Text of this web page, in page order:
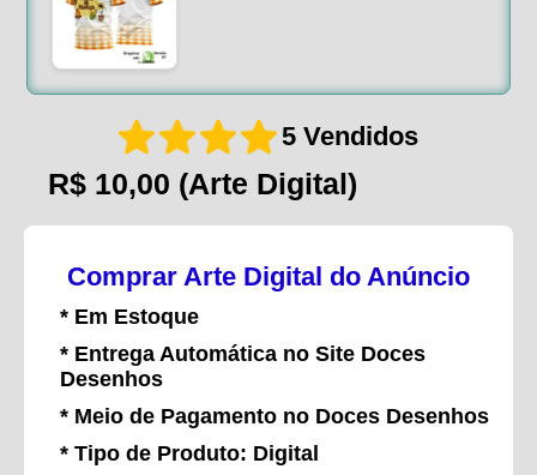
5 Vendidos
R$ 10,00 (Arte Digital)
Comprar Arte Digital do Anúncio
* Em Estoque
* Entrega Automática no Site Doces
Desenhos
* Meio de Pagamento no Doces Desenhos
* Tipo de Produto: Digital